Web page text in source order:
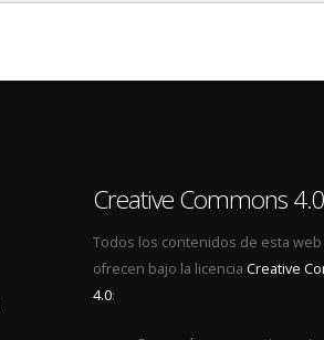
Creative Commons 4.0
Todos los contenidos de esta web
ofrecen bajo la licencia Creative
4.0: